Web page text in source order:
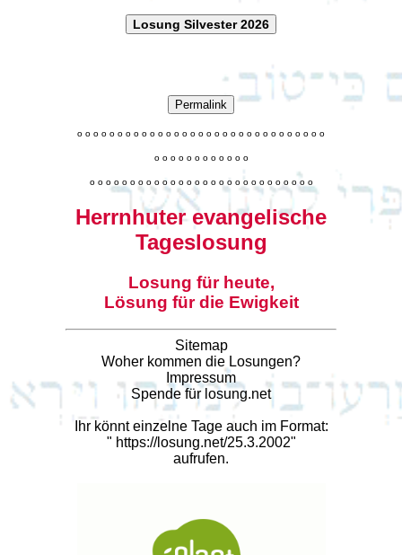
Losung Silvester 2026
Permalink
o o o o o o o o o o o o o o o o o o o o o o o o o o o o o o o
o o o o o o o o o o o o
o o o o o o o o o o o o o o o o o o o o o o o o o o o o
Herrnhuter evangelische
Tageslosung
Losung für heute,
Lösung für die Ewigkeit
Sitemap
Woher kommen die Losungen?
Impressum
Spende für losung.net
Ihr könnt einzelne Tage auch im Format:
" https://losung.net/25.3.2002"
aufrufen.